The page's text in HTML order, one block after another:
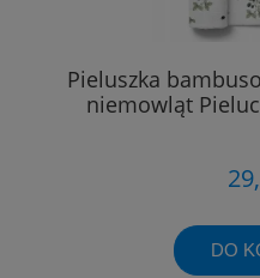
Pieluszka
niemowląt
DO